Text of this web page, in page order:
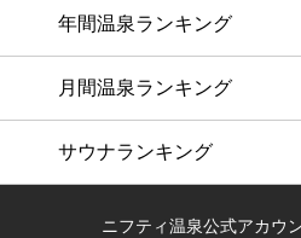
年間温泉ランキング
月間温泉ランキング
サウナランキング
ニフティ温泉公式アカウ